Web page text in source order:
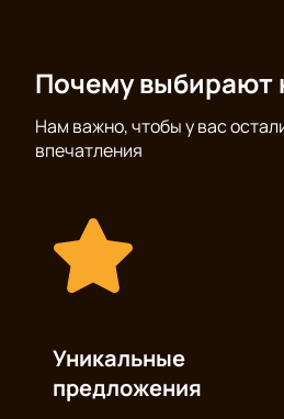
поэтов-фронтовиков – это
облечь в поэзию свой самый
опыт.
подношение победителям от
музыкантов и всего театра.
Почему выбирают
Нам важно, чтобы у вас
впечатления
Уникальные
предложения